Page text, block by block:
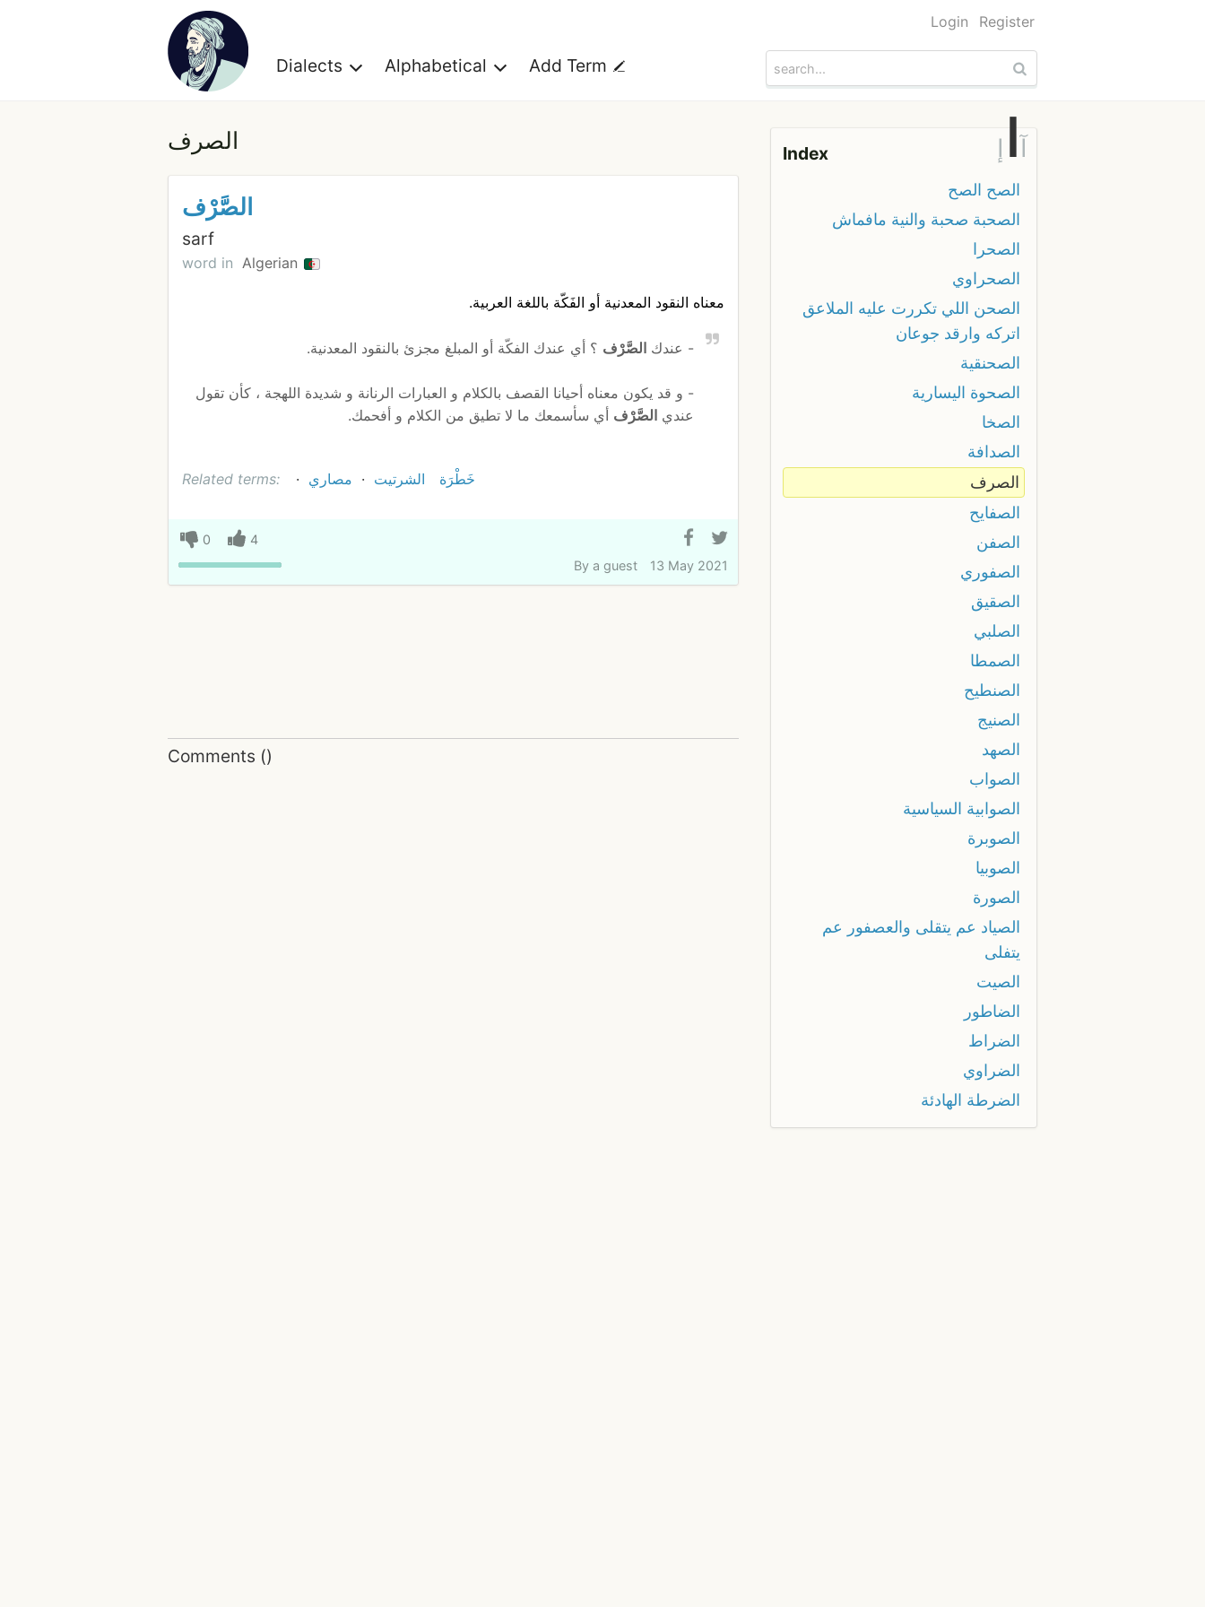
Dialects Alphabetical Add Term
Login Register
الصرف
الصَّرْف
sarf
word in Algerian
معناه النقود المعدنية أو الفَكّة باللغة العربية.
- عندك الصَّرْف ؟ أي عندك الفكّة أو المبلغ مجزئ بالنقود المعدنية.
- و قد يكون معناه أحيانا القصف بالكلام و العبارات الرنانة و شديدة اللهجة ، كأن تقول
عندي الصَّرْف أي سأسمعك ما لا تطيق من الكلام و أفحمك.
Related terms: مصاري الشرتيت خَطْرَة
0
4
By a guest 13 May 2021
Comments ()
Index إ آ
الصح الصح
الصحبة صحبة والنية مافماش
الصحرا
الصحراوي
الصحن اللي تكررت عليه الملاعق
اتركه وارقد جوعان
الصحنقية
الصحوة اليسارية
الصخا
الصدافة
الصرف
الصفايح
الصفن
الصفوري
الصقيق
الصلبي
الصمطا
الصنطيح
الصنيج
الصهد
الصواب
الصوابية السياسية
الصوبرة
الصوبيا
الصورة
الصياد عم يتقلى والعصفور عم
يتفلى
الصيت
الضاطور
الضراط
الضراوي
الضرطة الهادئة